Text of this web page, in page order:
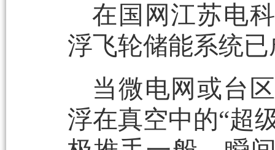
在国网江苏电
浮飞轮储能系统
当微电网或台
浮在真空中的“超